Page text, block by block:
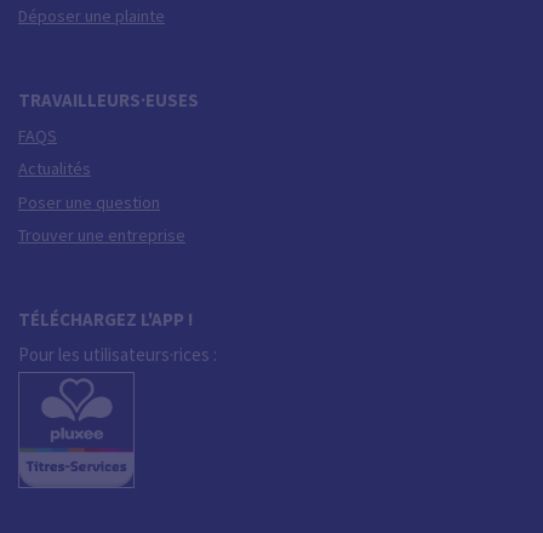
Déposer une plainte
TRAVAILLEURS·EUSES
FAQS
Actualités
Poser une question
Trouver une entreprise
TÉLÉCHARGEZ L'APP !
Pour les utilisateurs·rices :